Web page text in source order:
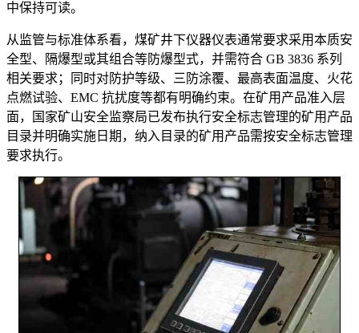
中保持可读。
从监管与标准体系看，煤矿井下仪器仪表通常要求采用本质安
全型、隔爆型或其组合等防爆型式，并需符合 GB 3836 系列
相关要求；同时对防护等级、三防涂覆、最高表面温度、火花
点燃试验、EMC 抗扰度等都有明确约束。在矿用产品准入层
面，国家矿山安全监察局已发布执行安全标志管理的矿用产品
目录并明确实施日期，纳入目录的矿用产品需按安全标志管理
要求执行。